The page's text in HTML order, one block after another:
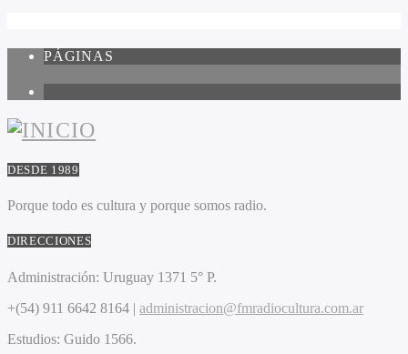
PÁGINAS
DESDE 1989
Porque todo es cultura y porque somos radio.
DIRECCIONES
Administración: Uruguay 1371 5° P.
+(54) 911 6642 8164 | administracion@fmradiocultura.com.ar
Estudios: Guido 1566.